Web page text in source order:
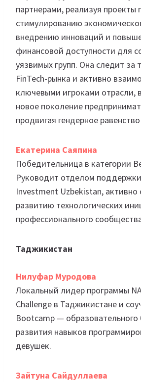
партнерами, реализуя проекты
стимулированию
внедрению инноваций и
финансовой доступности для
уязвимых групп. Она следит за
FinTech-рынка и активно
ключевыми игроками отрасли,
новое поколение
продвигая гендерное
Екатерина Саяпина
Победительница в категории
Руководит отделом
Investment Uzbekistan, активно
развитию технологических
профессионального
Таджикистан
Нилуфар Муродова
Локальный лидер программы
Challenge в Таджикистане и
Bootcamp — образовательного
развития навыков
девушек.
Зайтуна Сайдуллаева